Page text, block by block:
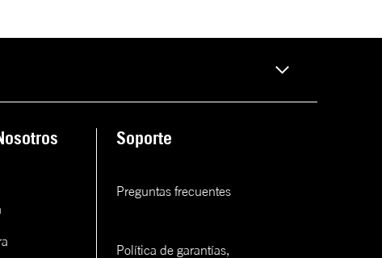
Soporte
Preguntas frecuentes
Política de garantías,